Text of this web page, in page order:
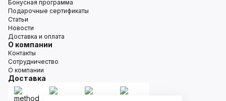
Бонусная программа
Подарочные сертификаты
Статьи
Новости
Доставка и оплата
О компании
Контакты
Сотрудничество
О компании
Доставка